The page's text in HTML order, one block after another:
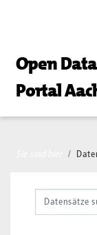
Open Data
Portal